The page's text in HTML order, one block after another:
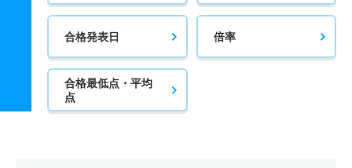
合格発表日 倍率
合格最低点・平均
点